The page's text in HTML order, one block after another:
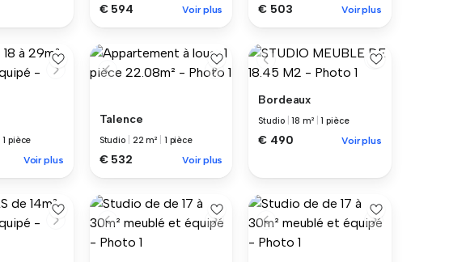
€ 594 Voir plus € 503 Voir plus
|1 pièce
Voir plus
Talence
Studio 22 m² 1 pièce
€ 532 Voir plus
Bordeaux
Studio |18 m² |1 pièce
€ 490 Voir plus